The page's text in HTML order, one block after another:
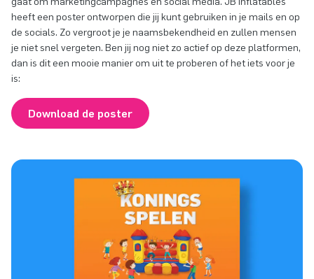
heeft een poster ontworpen die jij kunt gebruiken in je mails en op
de socials. Zo vergroot je je naamsbekendheid en zullen mensen
je niet snel vergeten. Ben jij nog niet zo actief op deze platformen,
dan is dit een mooie manier om uit te proberen of het iets voor je
is:
Download de poster